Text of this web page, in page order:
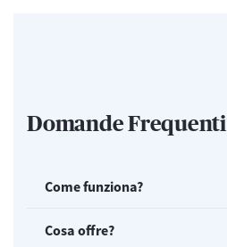
Domande Frequenti
Come funziona?
Cosa offre?